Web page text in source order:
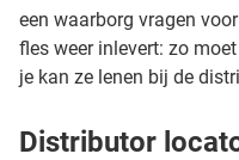
een waarborg vragen
fles weer inlevert: zo
je kan ze lenen bij de
Distributor